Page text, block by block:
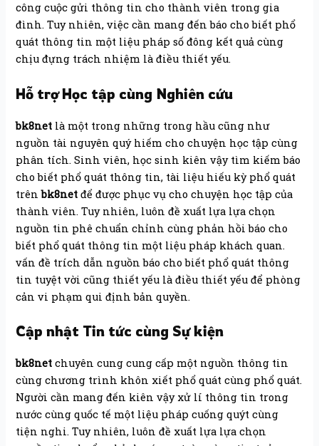
công cuộc gửi thông tin cho thành viên trong gia
đình. Tuy nhiên, việc cần mang đến báo cho biết phổ
quát thông tin một liệu pháp số đông kết quả cùng
chịu đựng trách nhiệm là điều thiết yếu.
Hỗ trợ Học tập cùng Nghiên cứu
bk8net là một trong những trong hầu cũng như
nguồn tài nguyên quý hiếm cho chuyện học tập cùng
phân tích. Sinh viên, học sinh kiên vậy tìm kiếm báo
cho biết phổ quát thông tin, tài liệu hiếu kỳ phổ quát
trênbk8net để được phục vụ cho chuyện học tập của
thành viên. Tuy nhiên, luôn đề xuất lựa lựa chọn
nguồn tin phê chuẩn chỉnh cùng phản hồi báo cho
biết phổ quát thông tin một liệu pháp khách quan.
vấn đề trích dẫn nguồn báo cho biết phổ quát thông
tin tuyệt vời cũng thiết yếu là điều thiết yếu để phòng
cản vi phạm qui định bản quyền.
Cập nhật Tin tức cùng Sự kiện
bk8net chuyên cung cung cấp một nguồn thông tin
cùng chương trình khôn xiết phổ quát cùng phổ quát.
Người cần mang đến kiên vậy xử lí thông tin trong
nước cùng quốc tế một liệu pháp cuống quýt cùng
tiện nghi. Tuy nhiên, luôn đề xuất lựa lựa chọn